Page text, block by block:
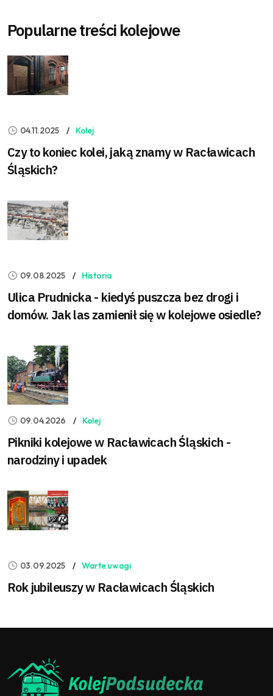
Popularne treści kolejowe
04.11.2025 Kolej
Czy to koniec kolei, jaką znamy w Racławicach
Śląskich?
09.08.2025 Historia
Ulica Prudnicka - kiedyś puszcza bez drogi i
domów. Jak las zamienił się w kolejowe osiedle?
09.04.2026 Kolej
Pikniki kolejowe w Racławicach Śląskich -
narodziny i upadek
03.09.2025 Warte uwagi
Rok jubileuszy w Racławicach Śląskich